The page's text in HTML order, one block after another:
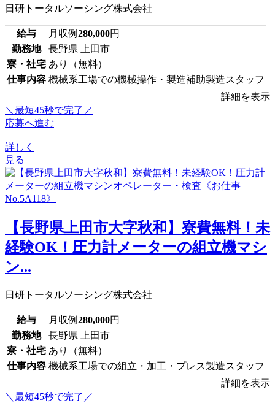
日研トータルソーシング株式会社
給与 月収例 280,000円
勤務地
長野県 上田市
寮・社宅 あり（無料）
仕事内容 機械系工場での機械操作・製造補助製造スタッフ
詳細を表示
＼最短45秒で完了／
応募へ進む
詳しく
見る
【長野県上田市大字秋和】寮費無料！未
経験OK！圧力計メーターの組立機マシ
ン...
日研トータルソーシング株式会社
給与 月収例 280,000円
勤務地
長野県 上田市
寮・社宅 あり（無料）
仕事内容 機械系工場での組立・加工・プレス製造スタッフ
詳細を表示
＼最短45秒で完了／